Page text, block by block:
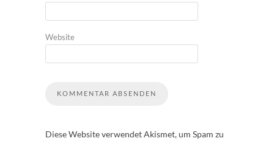
Website
Diese Website verwendet Akismet, um Spam zu